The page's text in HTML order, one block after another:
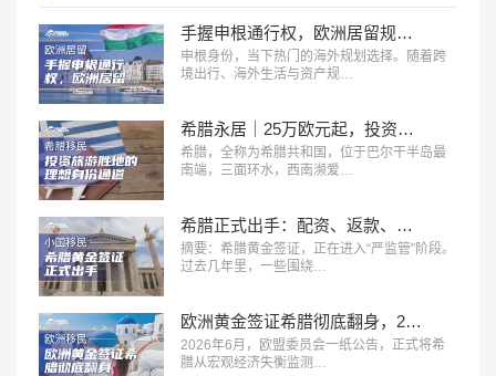
手握申根通行权，欧洲居留规划该如何选择？
申根身份，当下热门的海外规划选择。随着跨
境出行、海外生活与资产规…
希腊永居｜25万欧元起，投资旅游胜地的理想身份通道
希腊，全称为希腊共和国，位于巴尔干半岛最
南端，三面环水，西南濒爱…
希腊正式出手：配资、返款、低价黄金签证，或将直接取消身份
摘要：希腊黄金签证，正在进入“严监管”阶段。
过去几年里，一些围绕…
欧洲黄金签证希腊彻底翻身，25万欧的窗口期还剩多久？
2026年6月，欧盟委员会一纸公告，正式将希
腊从宏观经济失衡监测…